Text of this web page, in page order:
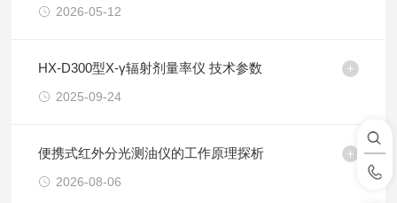
2026-05-12
HX-D300型Х-γ辐射剂量率仪 技术参数
2025-09-24
便携式红外分光测油仪的工作原理探析
2026-08-06